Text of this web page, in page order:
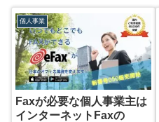
個人事業
Faxが必要な個人事業主は
インターネットFaxの